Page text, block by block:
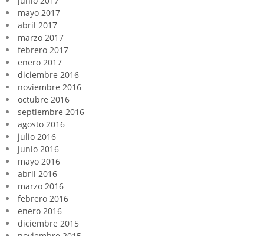
mayo 2017
abril 2017
marzo 2017
febrero 2017
enero 2017
diciembre 2016
noviembre 2016
octubre 2016
septiembre 2016
agosto 2016
julio 2016
junio 2016
mayo 2016
abril 2016
marzo 2016
febrero 2016
enero 2016
diciembre 2015